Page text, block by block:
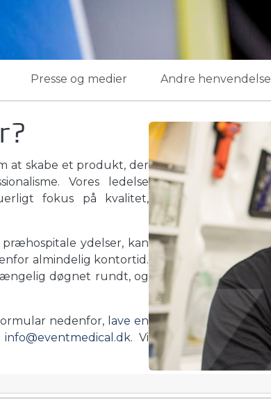
Presse og medier Andre
at skabe et produkt, der
Vores ledelse
fokus på kvalitet,
ydelser, kan
almindelig kontortid.
døgnet rundt, og
nedenfor, lave en
info@eventmedical.dk. Vi